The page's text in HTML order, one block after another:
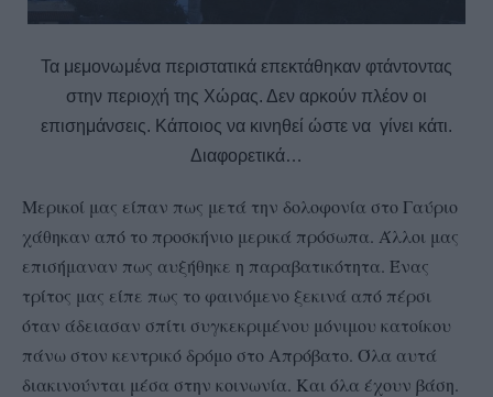
Τα μεμονωμένα περιστατικά επεκτάθηκαν φτάντοντας
στην περιοχή της Χώρας. Δεν αρκούν πλέον οι
επισημάνσεις. Κάποιος να κινηθεί ώστε να γίνει κάτι.
Διαφορετικά…
Μερικοί μας είπαν πως μετά την δολοφονία στο Γαύριο
χάθηκαν από το προσκήνιο μερικά πρόσωπα. Άλλοι μας
επισήμαναν πως αυξήθηκε η παραβατικότητα. Ένας
τρίτος μας είπε πως το φαινόμενο ξεκινά από πέρσι
όταν άδειασαν σπίτι συγκεκριμένου μόνιμου κατοίκου
πάνω στον κεντρικό δρόμο στο Απρόβατο. Όλα αυτά
διακινούνται μέσα στην κοινωνία. Και όλα έχουν βάση.